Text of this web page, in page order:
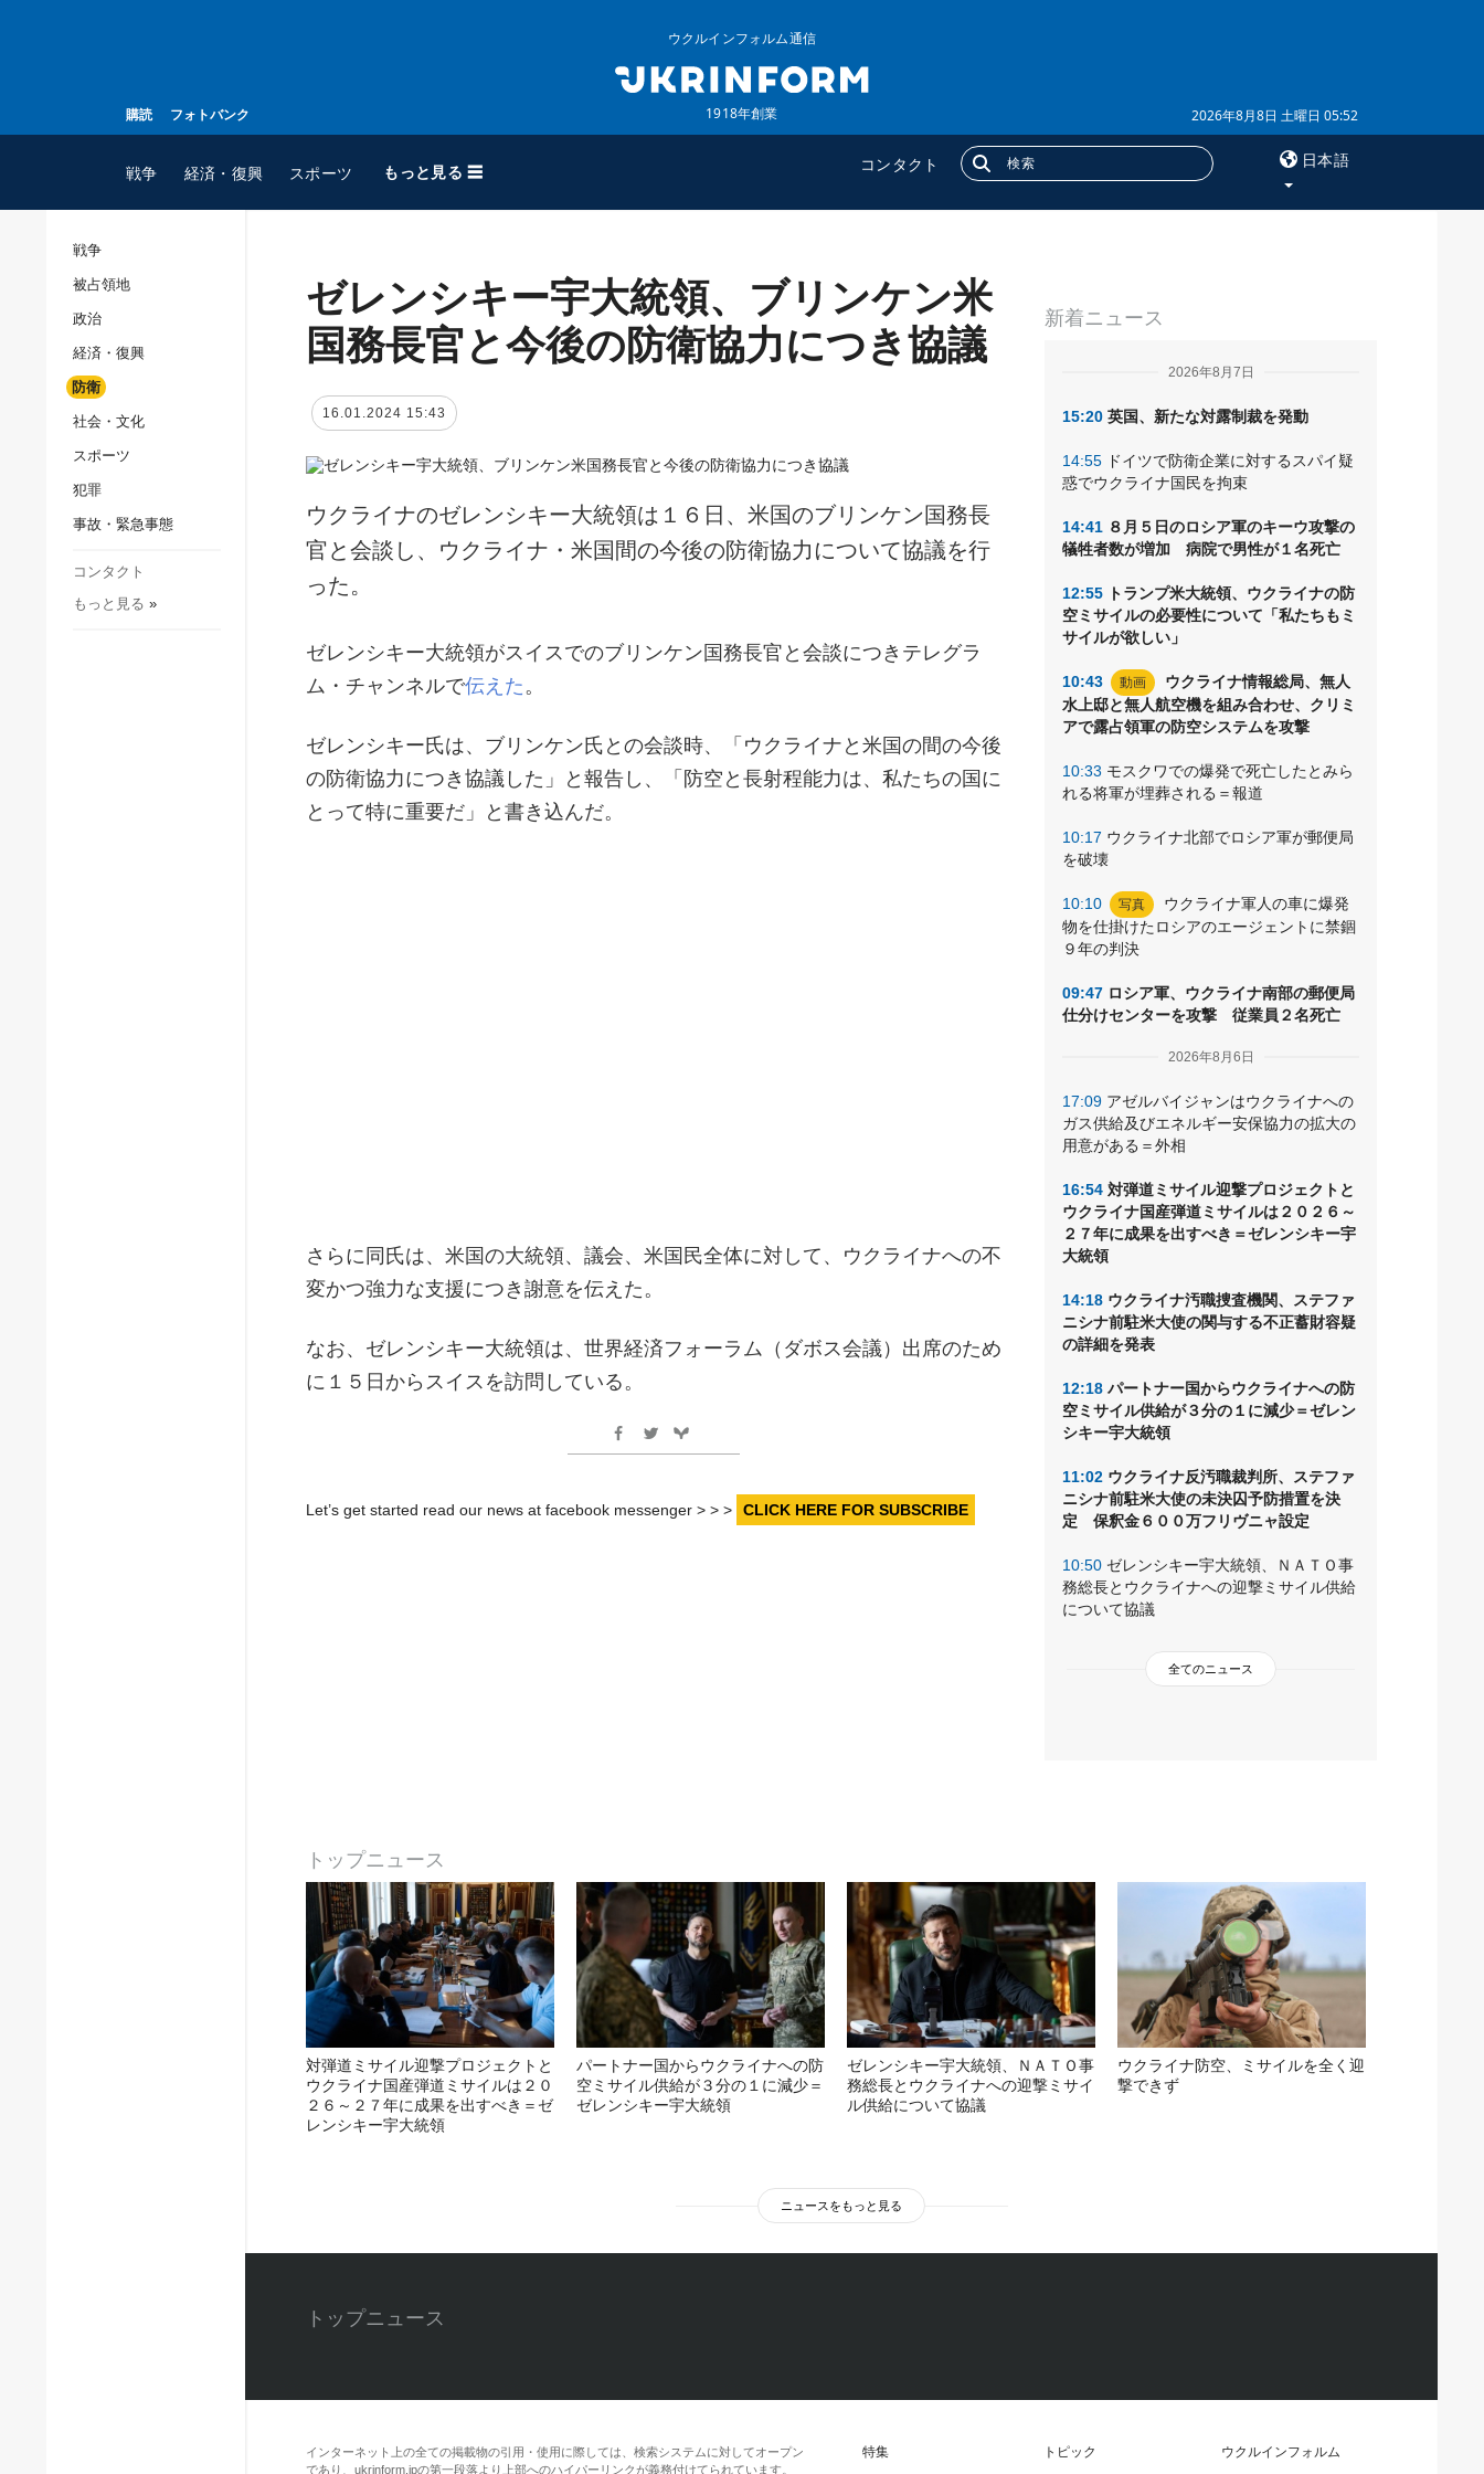
購読 フォトバンク
ウクルインフォルム通信
1918年創業 2026年8月8日 土曜日 05:52
戦争 経済・復興 スポーツ もっと見る ☰ コンタクト 日本語
スポーツ
ウクルインフォルム
ウクルインフォルムについ
て
追加
特集
インタビュー
購読
戦争
被占領地
政治
経済・復興
防衛
社会・文化
スポーツ
犯罪
事故・緊急事態
コンタクト
もっと見る »
新着ニュース
2026年8月7日
15:20 英国、新たな対露制裁を発動
14:55 ドイツで防衛企業に対するスパイ疑
惑でウクライナ国民を拘束
14:41 ８月５日のロシア軍のキーウ攻撃の
犠牲者数が増加 病院で男性が１名死亡
12:55 トランプ米大統領、ウクライナの防
空ミサイルの必要性について「私たちもミ
サイルが欲しい」
10:43 動画
ウクライナ情報総局、無人
水上邸と無人航空機を組み合わせ、クリミ
アで露占領軍の防空システムを攻撃
10:33 モスクワでの爆発で死亡したとみら
れる将軍が埋葬される＝報道
10:17 ウクライナ北部でロシア軍が郵便局
を破壊
10:10 写真
ウクライナ軍人の車に爆発
物を仕掛けたロシアのエージェントに禁錮
９年の判決
09:47 ロシア軍、ウクライナ南部の郵便局
仕分けセンターを攻撃 従業員２名死亡
2026年8月6日
17:09 アゼルバイジャンはウクライナへの
ガス供給及びエネルギー安保協力の拡大の
用意がある＝外相
16:54 対弾道ミサイル迎撃プロジェクトと
ウクライナ国産弾道ミサイルは２０２６～
２７年に成果を出すべき＝ゼレンシキー宇
大統領
14:18 ウクライナ汚職捜査機関、ステファ
ニシナ前駐米大使の関与する不正蓄財容疑
の詳細を発表
12:18 パートナー国からウクライナへの防
空ミサイル供給が３分の１に減少＝ゼレン
シキー宇大統領
11:02 ウクライナ反汚職裁判所、ステファ
ニシナ前駐米大使の未決囚予防措置を決
定 保釈金６００万フリヴニャ設定
10:50 ゼレンシキー宇大統領、ＮＡＴＯ事
務総長とウクライナへの迎撃ミサイル供給
について協議
全てのニュース
ゼレンシキー宇大統領、ブリンケン米
国務長官と今後の防衛協力につき協議
16.01.2024 15:43
ウクライナのゼレンシキー大統領は１６日、米国のブリンケン国務長
官と会談し、ウクライナ・米国間の今後の防衛協力について協議を行
った。
ゼレンシキー大統領がスイスでのブリンケン国務長官と会談につきテレグラ
ム・チャンネルで伝えた 。
ゼレンシキー氏は、ブリンケン氏との会談時、「ウクライナと米国の間の今後
の防衛協力につき協議した」と報告し、「防空と長射程能力は、私たちの国に
とって特に重要だ」と書き込んだ。
さらに同氏は、米国の大統領、議会、米国民全体に対して、ウクライナへの不
変かつ強力な支援につき謝意を伝えた。
なお、ゼレンシキー大統領は、世界経済フォーラム（ダボス会議）出席のため
に１５日からスイスを訪問している。
Let’s get started read our news at facebook messenger > > > CLICK HERE FOR SUBSCRIBE
トップニュース
対弾道ミサイル迎撃プロジェクトと
ウクライナ国産弾道ミサイルは２０
２６～２７年に成果を出すべき＝ゼ
レンシキー宇大統領
パートナー国からウクライナへの防
空ミサイル供給が３分の１に減少＝
ゼレンシキー宇大統領
ゼレンシキー宇大統領、ＮＡＴＯ事
務総長とウクライナへの迎撃ミサイ
ル供給について協議
ウクライナ防空、ミサイルを全く迎
撃できず
ニュースをもっと見る
トップニュース
トピック ウクルインフォルム
特集
インターネット上の全ての掲載物の引用・使用に際しては、検索システムに対してオープン
であり、ukrinform.jpの第一段落より上部へのハイパーリンクが義務付けてられています。